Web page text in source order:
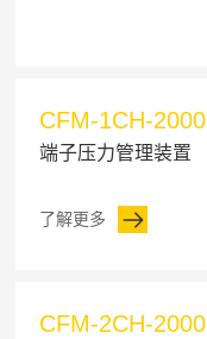
CFM-1CH-2000
端子压力管理装置
了解更多
CFM-2CH-2000